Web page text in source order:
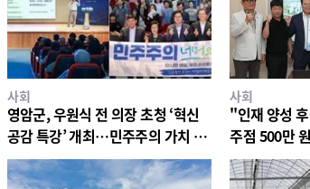
사회
영암군, 우원식 전 의장 초청 ‘혁신
공감 특강’ 개최…민주주의 가치 공
유
사회
"인재 양성
주점 500만